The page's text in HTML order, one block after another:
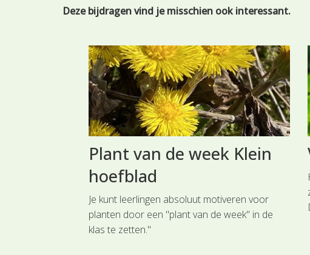
Deze bijdragen vind je misschien ook interessant.
Plant van de week Klein
hoefblad
Je kunt leerlingen absoluut motiveren voor
planten door een "plant van de week" in de
klas te zetten."